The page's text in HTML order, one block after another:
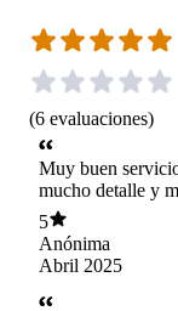
(6 evaluaciones)
Muy buen
mucho detalle y
forma clara, lo
estado de mi
tranquilidad en un
lleno de dudas.
profesionalismo.
5
Anónima
Abril 2025